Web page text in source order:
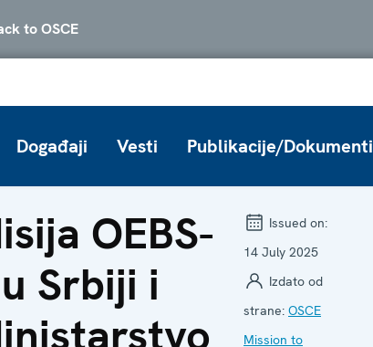
to OSCE
Događaji Vesti Publikacije/Dokumenti
OEBS-
Srbiji i
Issued on:
14 July 2025
Izdato od
strane: OSCE
Mission to